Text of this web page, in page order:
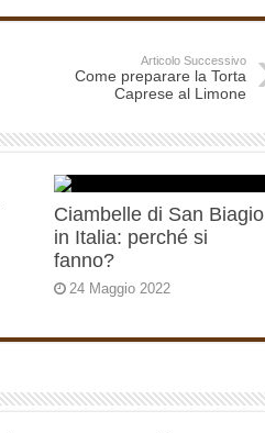
Articolo Successivo
Come preparare la Torta
Caprese al Limone
Ciambelle di San Biagio
in Italia: perché si
fanno?
24 Maggio 2022